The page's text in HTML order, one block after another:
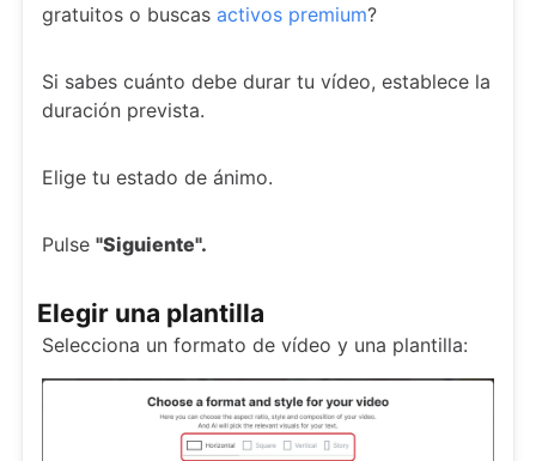
gratuitos o buscas activos premium?
Si sabes cuánto debe durar tu vídeo, establece la
duración prevista.
Elige tu estado de ánimo.
Pulse "Siguiente".
Elegir una plantilla
Selecciona un formato de vídeo y una plantilla: